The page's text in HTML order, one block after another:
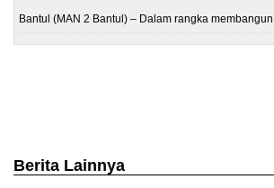
Bantul (MAN 2 Bantul) – Dalam rangka
Berita Lainnya